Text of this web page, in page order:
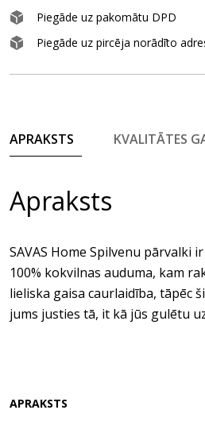
Piegāde uz pakomātu DPD
Piegāde uz pircēja norādīto
APRAKSTS KVALITĀTES
Apraksts
SAVAS Home Spilvenu pārvalki
100% kokvilnas auduma, kam
lieliska gaisa caurlaidība, tāpēc
jums justies tā, it kā jūs gulētu
APRAKSTS